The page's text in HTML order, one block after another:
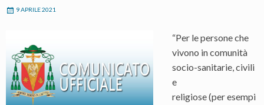
9 APRILE 2021
“Per le persone che
vivono in comunità
socio-sanitarie, civili
e
religiose (per esempi